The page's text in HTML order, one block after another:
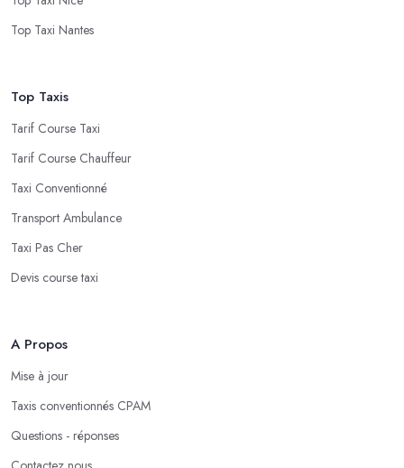
Top Taxi Nantes
Top Taxis
Tarif Course Taxi
Tarif Course Chauffeur
Taxi Conventionné
Transport Ambulance
Taxi Pas Cher
Devis course taxi
A Propos
Mise à jour
Taxis conventionnés CPAM
Questions - réponses